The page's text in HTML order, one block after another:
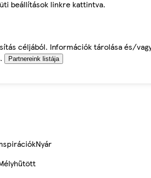
beállítások linkre kattintva.
céljából. Információk tárolása és/
Partnereink listája
Nyár